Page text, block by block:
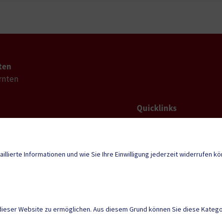
Quicklinks
Informationen und wie Sie Ihre Einwilligung jederzeit widerrufen
Website zu ermöglichen. Aus diesem Grund können Sie diese